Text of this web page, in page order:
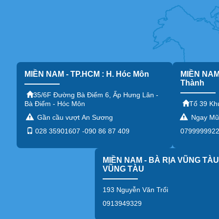
Email: tantanluc@gmail.com
Xưởng SX: 451 Đường Bà Điểm 6, Ấp Hưng Lân, Xã Bà
MST: 0311 837 418- 001 ĐT: 028 666 08 470
MIỀN NAM - TP.HCM : H. Hóc Môn
35/6F Đường Bà Điểm 6, Ấp Hưng Lân -
Bà Điểm - Hóc Môn
Gần cầu vượt An Sương
028 35901607 -090 86 87 409
MIỀN
Thành
Tổ 39
Ngay
MIỀN NAM - BÀ RỊA VŨNG
VŨNG TÀU
193 Nguyễn Văn Trổi
0913949329